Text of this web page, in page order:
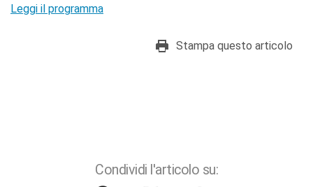
Leggi il programma
Stampa questo articolo
Condividi l'articolo su: